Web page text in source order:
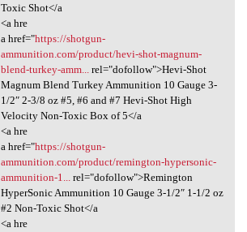
Toxic Shot</a
<a hre
a href="https://shotgun-
ammunition.com/product/hevi-shot-magnum-
blend-turkey-amm...rel="dofollow">Hevi-Shot
Magnum Blend Turkey Ammunition 10 Gauge 3-
1/2″ 2-3/8 oz #5, #6 and #7 Hevi-Shot High
Velocity Non-Toxic Box of 5</a
<a hre
a href="https://shotgun-
ammunition.com/product/remington-hypersonic-
ammunition-1...rel="dofollow">Remington
HyperSonic Ammunition 10 Gauge 3-1/2″ 1-1/2 oz
#2 Non-Toxic Shot</a
<a hre